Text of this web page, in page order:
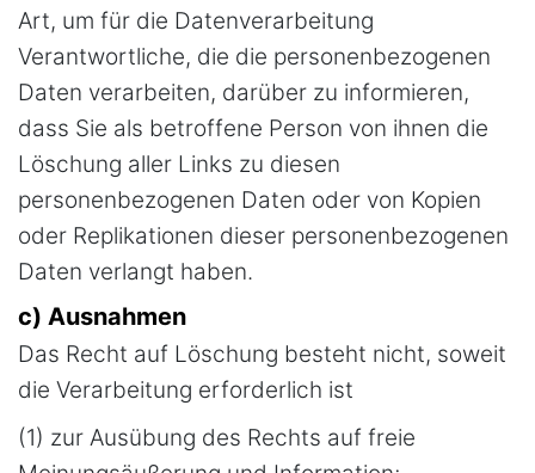
Art, um für die Datenverarbeitung
Verantwortliche, die die personenbezogenen
Daten verarbeiten, darüber zu informieren,
dass Sie als betroffene Person von ihnen die
Löschung aller Links zu diesen
personenbezogenen Daten oder von Kopien
oder Replikationen dieser personenbezogenen
Daten verlangt haben.
c) Ausnahmen
Das Recht auf Löschung besteht nicht, soweit
die Verarbeitung erforderlich ist
(1) zur Ausübung des Rechts auf freie